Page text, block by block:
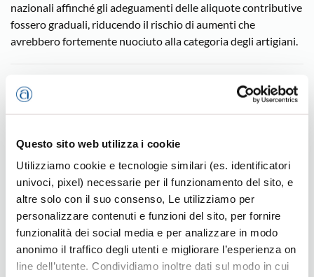
Questo sito web utilizza i cookie
Utilizziamo cookie e tecnologie similari (es. identificatori
univoci, pixel) necessarie per il funzionamento del sito, e
altre solo con il suo consenso, Le utilizziamo per
personalizzare contenuti e funzioni del sito, per fornire
funzionalità dei social media e per analizzare in modo
anonimo il traffico degli utenti e migliorare l’esperienza on
line dell’utente. Condividiamo inoltre dati sul modo in cui
nazionali affinché gli adeguamenti delle aliquote contributive
fossero graduali, riducendo il rischio di aumenti che
avrebbero fortemente nuociuto alla categoria degli artigiani.
Noventa Vicentina
Ultime news